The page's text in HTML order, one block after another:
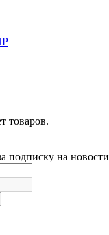
товаров.
подписку на новости